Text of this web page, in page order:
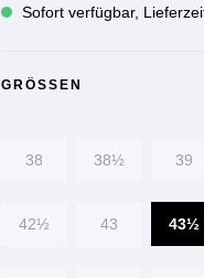
Sofort verfügbar,
GRÖSSEN
38 38½ 39
42½ 43 43½